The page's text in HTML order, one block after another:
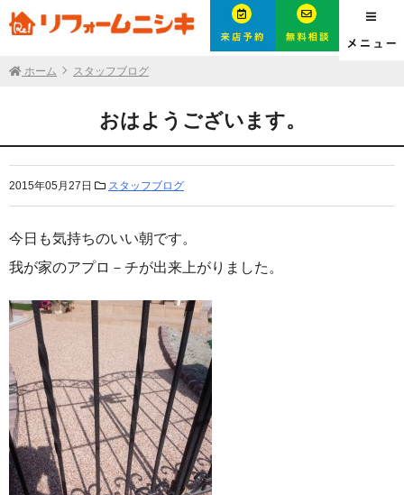
ホーム スタッフブログ
おはようございます。
2015年05月27日 スタッフブログ
今日も気持ちのいい朝です。
我が家のアプロ－チが出来上がりました。